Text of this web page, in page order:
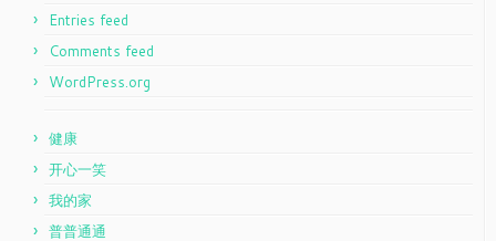
Entries feed
Comments feed
WordPress.org
健康
开心一笑
我的家
普普通通